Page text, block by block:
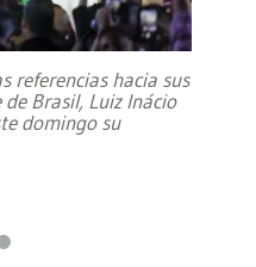
referencias hacia sus
Brasil, Luiz Inácio
domingo su